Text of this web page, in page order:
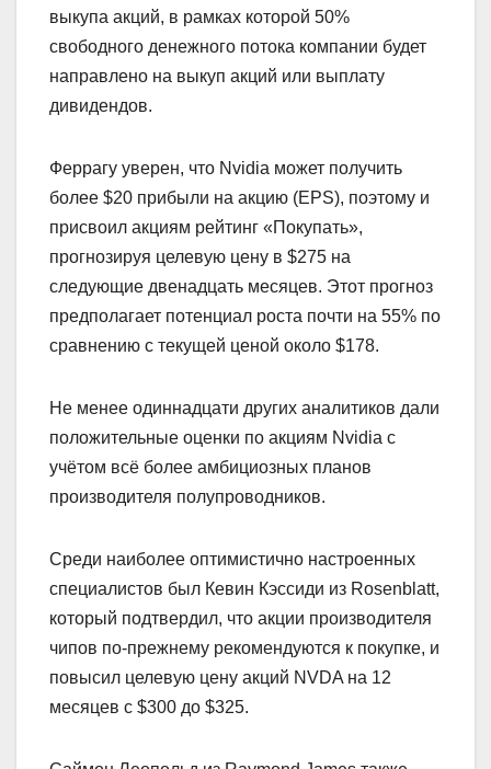
выкупа акций, в рамках которой 50%
свободного денежного потока компании будет
направлено на выкуп акций или выплату
дивидендов.
Феррагу уверен, что Nvidia может получить
более $20 прибыли на акцию (EPS), поэтому и
присвоил акциям рейтинг «Покупать»,
прогнозируя целевую цену в $275 на
следующие двенадцать месяцев. Этот прогноз
предполагает потенциал роста почти на 55% по
сравнению с текущей ценой около $178.
Не менее одиннадцати других аналитиков дали
положительные оценки по акциям Nvidia с
учётом всё более амбициозных планов
производителя полупроводников.
Среди наиболее оптимистично настроенных
специалистов был Кевин Кэссиди из Rosenblatt,
который подтвердил, что акции производителя
чипов по-прежнему рекомендуются к покупке, и
повысил целевую цену акций NVDA на 12
месяцев с $300 до $325.